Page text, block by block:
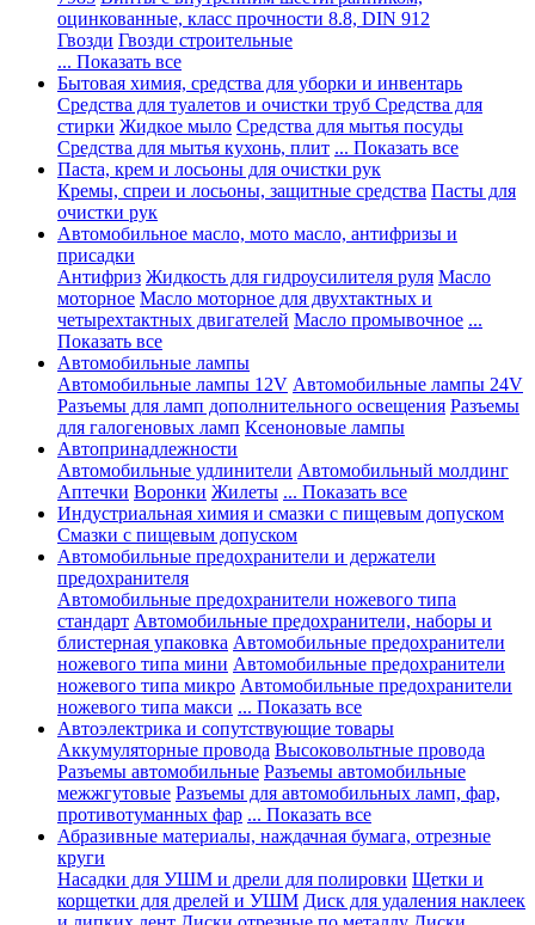
оцинкованные, класс прочности 8.8, DIN 912
Гвозди Гвозди строительные
... Показать все
Бытовая химия, средства для уборки и инвентарь
Средства для туалетов и очистки труб Средства для
стирки Жидкое мыло Средства для мытья посуды
Средства для мытья кухонь, плит ... Показать все
Паста, крем и лосьоны для очистки рук
Кремы, спреи и лосьоны, защитные средства Пасты для
очистки рук
Автомобильное масло, мото масло, антифризы и
присадки
Антифриз Жидкость для гидроусилителя руля Масло
моторное Масло моторное для двухтактных и
четырехтактных двигателей Масло промывочное ...
Показать все
Автомобильные лампы
Автомобильные лампы 12V Автомобильные лампы 24V
Разъемы для ламп дополнительного освещения Разъемы
для галогеновых ламп Ксеноновые лампы
Автопринадлежности
Автомобильные удлинители Автомобильный молдинг
Аптечки Воронки Жилеты ... Показать все
Индустриальная химия и смазки с пищевым допуском
Смазки с пищевым допуском
Автомобильные предохранители и держатели
предохранителя
Автомобильные предохранители ножевого типа
стандарт Автомобильные предохранители, наборы и
блистерная упаковка Автомобильные предохранители
ножевого типа мини Автомобильные предохранители
ножевого типа микро Автомобильные предохранители
ножевого типа макси ... Показать все
Автоэлектрика и сопутствующие товары
Аккумуляторные провода Высоковольтные провода
Разъемы автомобильные Разъемы автомобильные
межжгутовые Разъемы для автомобильных ламп, фар,
противотуманных фар ... Показать все
Абразивные материалы, наждачная бумага, отрезные
круги
Насадки для УШМ и дрели для полировки Щетки и
корщетки для дрелей и УШМ Диск для удаления наклеек